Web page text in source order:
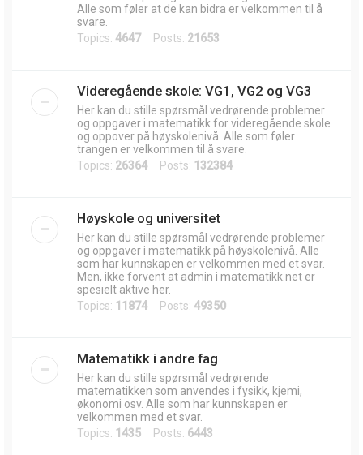
Alle som føler at de kan bidra er velkommen til å
svare.
Topics: 4647Posts: 21653
Videregående skole: VG1, VG2 og VG3
Her kan du stille spørsmål vedrørende problemer
og oppgaver i matematikk for videregående skole
og oppover på høyskolenivå. Alle som føler
trangen er velkommen til å svare.
Topics: 26364 Posts: 132384
Høyskole og universitet
Her kan du stille spørsmål vedrørende problemer
og oppgaver i matematikk på høyskolenivå. Alle
som har kunnskapen er velkommen med et svar.
Men, ikke forvent at admin i matematikk.net er
spesielt aktive her.
Topics: 11874 Posts: 49350
Matematikk i andre fag
Her kan du stille spørsmål vedrørende
matematikken som anvendes i fysikk, kjemi,
økonomi osv. Alle som har kunnskapen er
velkommen med et svar.
Topics: 1435 Posts: 6443